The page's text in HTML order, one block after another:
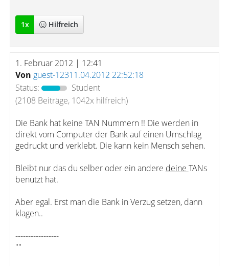
1x Hilfreich
1. Februar 2012 | 12:41
Von guest-12311.04.2012 22:52:18
Status:
Student
(2108 Beiträge, 1042x hilfreich)
Die Bank hat keine TAN Nummern !! Die werden in
direkt vom Computer der Bank auf einen Umschlag
gedruckt und verklebt. Die kann kein Mensch sehen.
Bleibt nur das du selber oder ein andere deine TANs
benutzt hat.
Aber egal. Erst man die Bank in Verzug setzen, dann
klagen..
-----------------
""